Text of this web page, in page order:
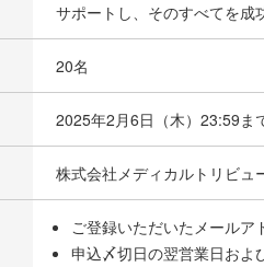
サポートし、そのすべてを成
20名
2025年2月6日（木）23:59ま
株式会社メディカルトリビュ
ご登録いただいたメールア
申込〆切日の翌営業日およ